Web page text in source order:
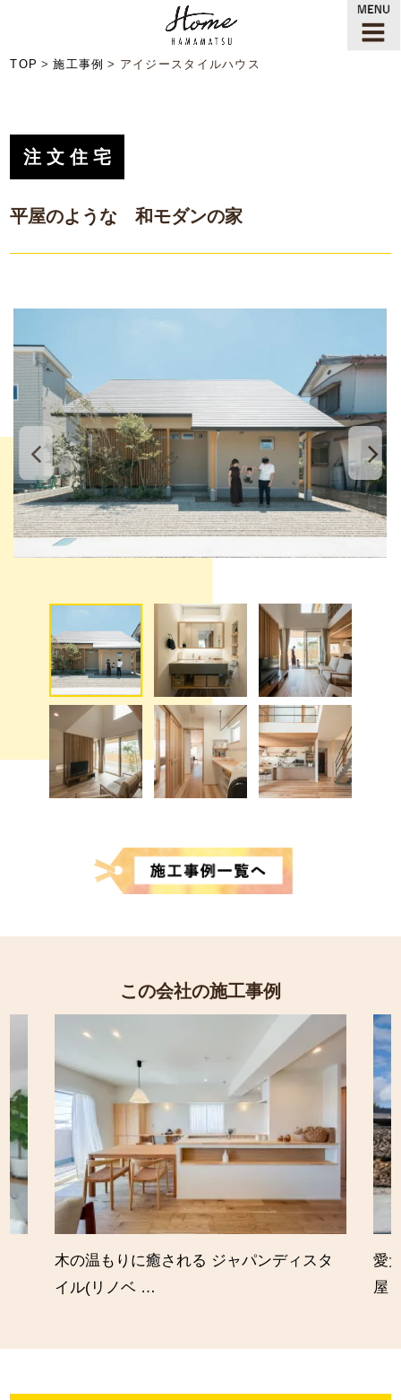
TOP 施工事例 アイジースタイルハウス
注文住宅
平屋のような 和モダンの家
この会社の施工事例
木の温もりに癒される ジャパンディスタ
イル(リノベ …
愛
屋